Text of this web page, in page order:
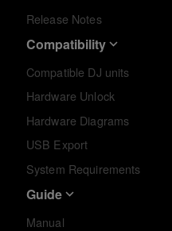
Release Notes
Compatibility
Compatible DJ units
Hardware Unlock
Hardware Diagrams
USB Export
System Requirements
Guide
Manual